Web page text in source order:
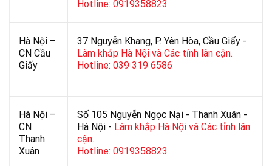
Hotline: 0919358823
Hà Nội –
CN Cầu
Giấy
37 Nguyễn Khang, P. Yên Hòa, Cầu Giấy -
Làm khắp Hà Nội và Các tỉnh lân cận.
Hotline: 039 319 6586
Hà Nội –
CN
Thanh
Xuân
Số 105 Nguyễn Ngọc Nại - Thanh Xuân -
Hà Nội - Làm khắp Hà Nội và Các tỉnh lân
cận.
Hotline: 0919358823